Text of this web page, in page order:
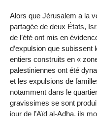
Alors que Jérusalem a la
partagée de deux États,
de l’été ont mis en
d’expulsion que
entiers construits en «
palestiniennes ont été
et les expulsions de
notamment dans le
gravissimes se sont
jour de l’Aïd al-Adha, ils